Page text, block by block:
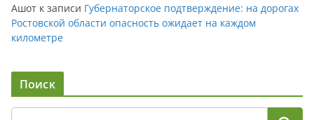
Ашот к записи Губернаторское подтверждение: на дорогах
Ростовской области опасность ожидает на каждом
километре
Поиск